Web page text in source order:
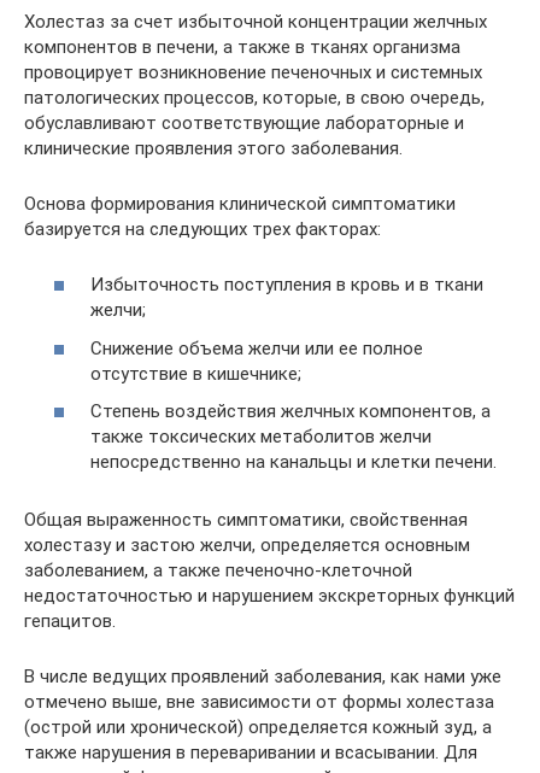
Холестаз за счет избыточной концентрации желчных
компонентов в печени, а также в тканях организма
провоцирует возникновение печеночных и системных
патологических процессов, которые, в свою очередь,
обуславливают соответствующие лабораторные и
клинические проявления этого заболевания.
Основа формирования клинической симптоматики
базируется на следующих трех факторах:
Избыточность поступления в кровь и в ткани
желчи;
Снижение объема желчи или ее полное
отсутствие в кишечнике;
Степень воздействия желчных компонентов, а
также токсических метаболитов желчи
непосредственно на канальцы и клетки печени.
Общая выраженность симптоматики, свойственная
холестазу и застою желчи, определяется основным
заболеванием, а также печеночно-клеточной
недостаточностью и нарушением экскреторных функций
гепацитов.
В числе ведущих проявлений заболевания, как нами уже
отмечено выше, вне зависимости от формы холестаза
(острой или хронической) определяется кожный зуд, а
также нарушения в переваривании и всасывании. Для